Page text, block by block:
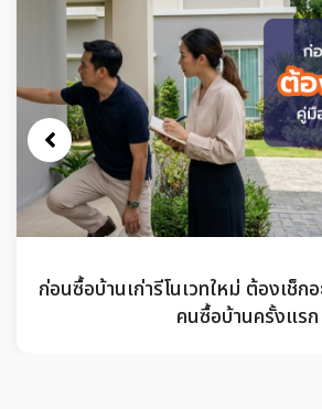
ก่อนซื้อบ้านเก่ารีโนเวทใหม่ ต้องเช็ก
คนซื้อบ้านครั้งแรก